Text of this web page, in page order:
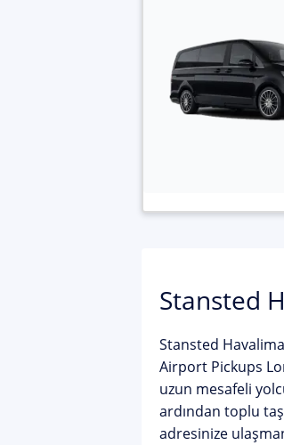
Stansted
Stansted
Airport Pickups
uzun mesafeli
ardından toplu
adresinize